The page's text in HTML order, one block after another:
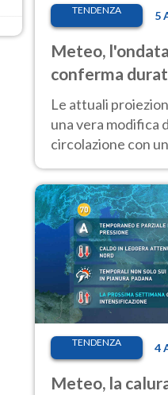
TENDENZA 5
Meteo,
conferma
Le attuali
una vera modifica
circolazione con
giorni, compresa
Ferragosto
TENDENZA 4
Meteo, la